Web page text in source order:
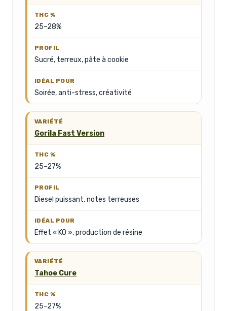
25–28%
Sucré, terreux, pâte à cookie
Soirée, anti-stress, créativité
Gorila Fast Version
25–27%
Diesel puissant, notes terreuses
Effet « KO », production de résine
Tahoe Cure
25–27%